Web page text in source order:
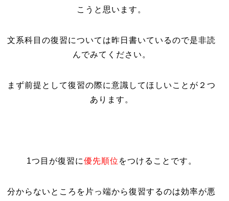
こうと思います。
文系科目の復習については昨日書いているので是非読
んでみてください。
まず前提として復習の際に意識してほしいことが２つ
あります。
1つ目が復習に優先順位 をつけることです。
分からないところを片っ端から復習するのは効率が悪